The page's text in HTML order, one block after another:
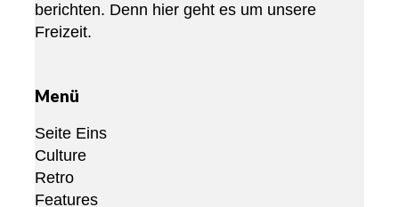
berichten. Denn hier geht es um unsere
Freizeit.
Menü
Seite Eins
Culture
Retro
Features